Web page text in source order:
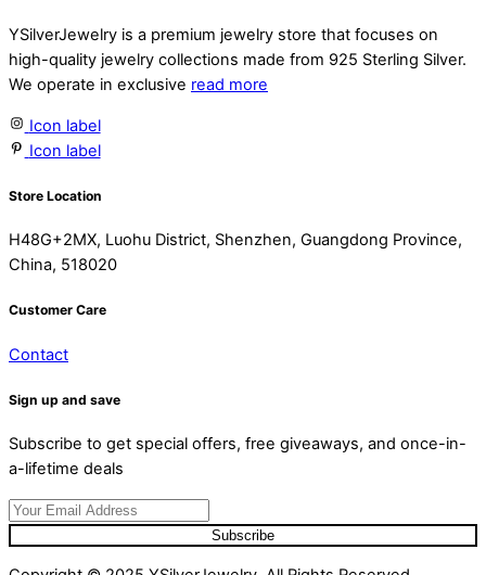
YSilverJewelry is a premium jewelry store that focuses on
high-quality jewelry collections made from 925 Sterling Silver.
We operate in exclusive read more
Icon label
Icon label
Store Location
H48G+2MX, Luohu District, Shenzhen, Guangdong Province,
China, 518020
Customer Care
Contact
Sign up and save
Subscribe to get special offers, free giveaways, and once-in-
a-lifetime deals
Subscribe